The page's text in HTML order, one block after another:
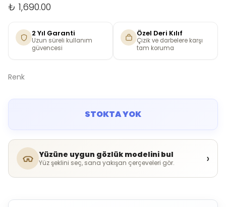
₺ 1,690.00
2 Yıl Garanti
Uzun süreli kullanım
güvencesi
Özel Deri Kılıf
Çizik ve darbelere karşı
tam koruma
Renk
STOKTA YOK
Yüzüne uygun gözlük modelini bul
Yüz şeklini seç, sana yakışan çerçeveleri gör. ›